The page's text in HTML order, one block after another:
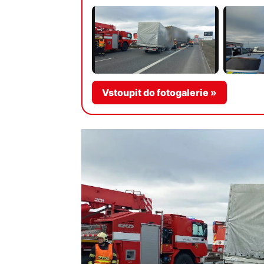
Vstoupit do fotogalerie »